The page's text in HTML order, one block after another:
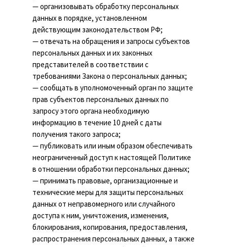
— организовывать обработку персональных
данных в порядке, установленном
действующим законодательством РФ;
— отвечать на обращения и запросы субъектов
персональных данных и их законных
представителей в соответствии с
требованиями Закона о персональных данных;
— сообщать в уполномоченный орган по защите
прав субъектов персональных данных по
запросу этого органа необходимую
информацию в течение 10 дней с даты
получения такого запроса;
— публиковать или иным образом обеспечивать
неограниченный доступ к настоящей Политике
в отношении обработки персональных данных;
— принимать правовые, организационные и
технические меры для защиты персональных
данных от неправомерного или случайного
доступа к ним, уничтожения, изменения,
блокирования, копирования, предоставления,
распространения персональных данных, а также